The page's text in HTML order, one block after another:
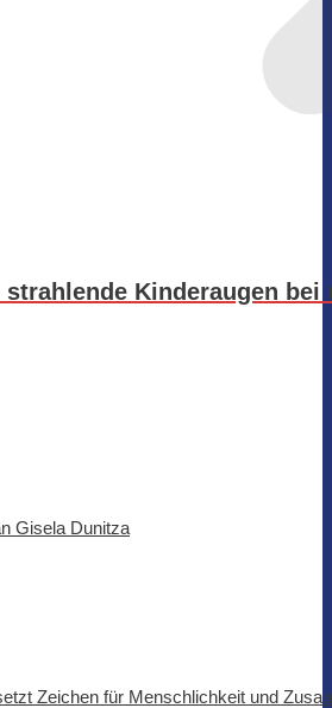
strahlende Kinderaugen
Gisela Dunitza
Zeichen für Menschlichkeit und